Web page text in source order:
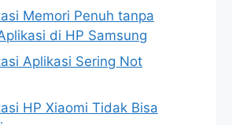
Memori Penuh tanpa
di HP Samsung
Aplikasi Sering Not
HP Xiaomi Tidak Bisa